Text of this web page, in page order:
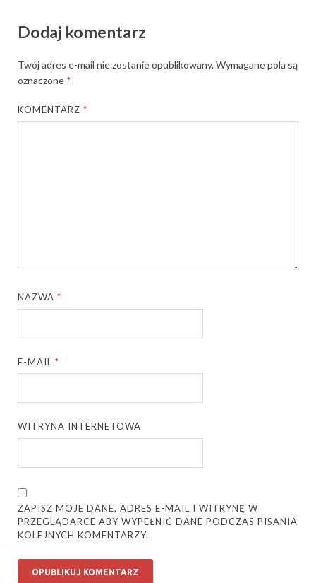
Dodaj komentarz
Twój adres e-mail nie zostanie opublikowany.Wymagane pola są
oznaczone *
KOMENTARZ*
NAZWA*
E-MAIL*
WITRYNA INTERNETOWA
ZAPISZ MOJE DANE, ADRES E-MAIL I WITRYNĘ W
PRZEGLĄDARCE ABY WYPEŁNIĆ DANE PODCZAS PISANIA
KOLEJNYCH KOMENTARZY.